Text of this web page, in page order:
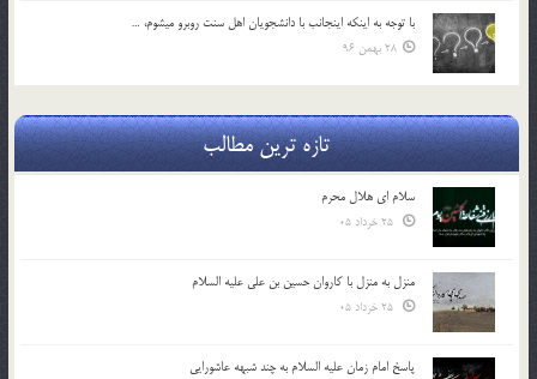
با توجه به اينكه اينجانب با دانشجويان اهل سنت روبرو مي‎شوم، …
28 بهمن 96
تازه ترین مطالب
سلام ای هلال محرم
منزل به منزل با کاروان حسین بن علی علیه السلام
پاسخ امام زمان علیه السلام به چند شبهه عاشورایی